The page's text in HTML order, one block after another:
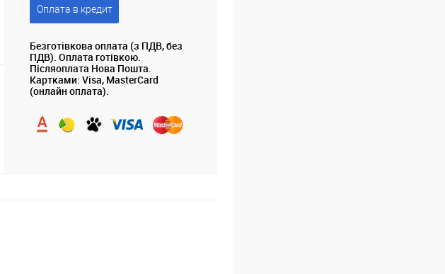
Оплата в кредит
Безготівкова оплата (з ПДВ, без
ПДВ). Оплата готівкою.
Післяоплата Нова Пошта.
Картками: Visa, MasterCard
(онлайн оплата).